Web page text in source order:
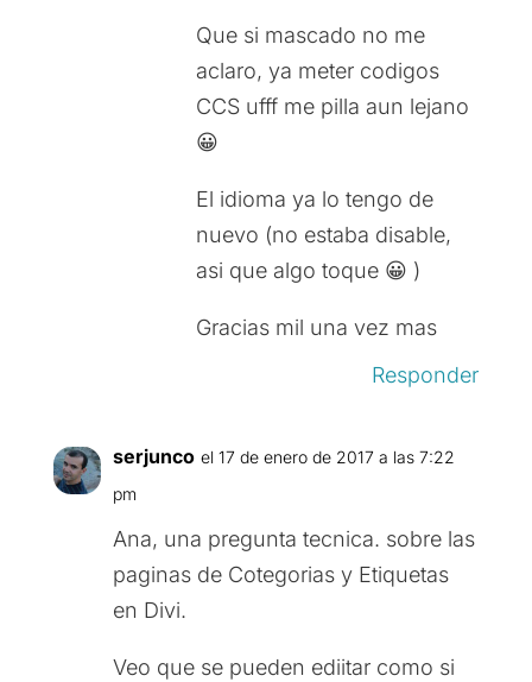
Que si mascado no me
aclaro, ya meter codigos
CCS ufff me pilla aun lejano
😀
El idioma ya lo tengo de
nuevo (no estaba disable,
asi que algo toque 😀 )
Gracias mil una vez mas
Responder
serjunco el 17 de enero de 2017 a las 7:22
pm
Ana, una pregunta tecnica. sobre las
paginas de Cotegorias y Etiquetas
en Divi.
Veo que se pueden ediitar como si